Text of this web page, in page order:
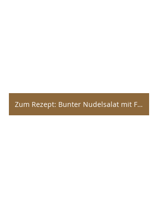
Zum Rezept: Bunter Nudelsalat mit Fleischwurst